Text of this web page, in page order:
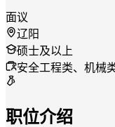
面议
辽阳
硕士及以上
安全工程类、机械
职位介绍